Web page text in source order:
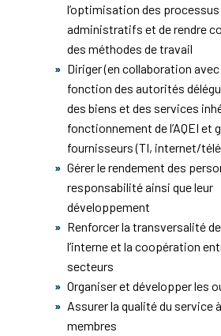
l’optimisation des
administratifs et de rendre
des méthodes de travail
Diriger (en collaboration avec
fonction des autorités
des biens et des services
fonctionnement de l’AQEI et
fournisseurs (TI, internet/
Gérer le rendement des
responsabilité ainsi que leur
développement
Renforcer la transversalité
l’interne et la coopération
secteurs
Organiser et développer les
Assurer la qualité du service
membres